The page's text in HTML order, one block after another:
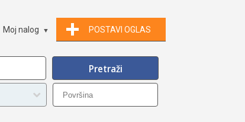
POSTAVI OGLAS
Moj nalog